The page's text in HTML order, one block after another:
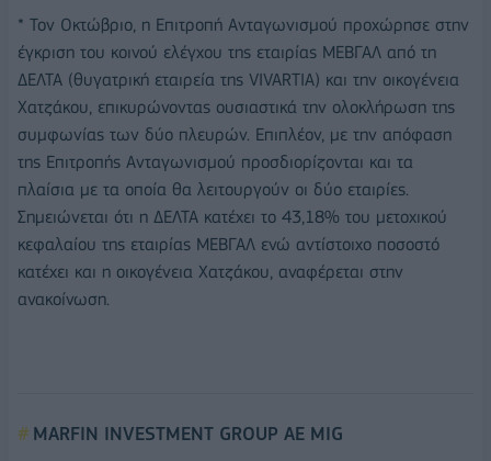
* Τον Οκτώβριο, η Επιτροπή Ανταγωνισμού προχώρησε στην
έγκριση του κοινού ελέγχου της εταιρίας ΜΕΒΓΑΛ από τη
ΔΕΛΤΑ (θυγατρική εταιρεία της VIVARTIA) και την οικογένεια
Χατζάκου, επικυρώνοντας ουσιαστικά την ολοκλήρωση της
συμφωνίας των δύο πλευρών. Επιπλέον, με την απόφαση
της Επιτροπής Ανταγωνισμού προσδιορίζονται και τα
πλαίσια με τα οποία θα λειτουργούν οι δύο εταιρίες.
Σημειώνεται ότι η ΔΕΛΤΑ κατέχει το 43,18% του μετοχικού
κεφαλαίου της εταιρίας ΜΕΒΓΑΛ ενώ αντίστοιχο ποσοστό
κατέχει και η οικογένεια Χατζάκου, αναφέρεται στην
ανακοίνωση.
MARFIN INVESTMENT GROUP AE MIG